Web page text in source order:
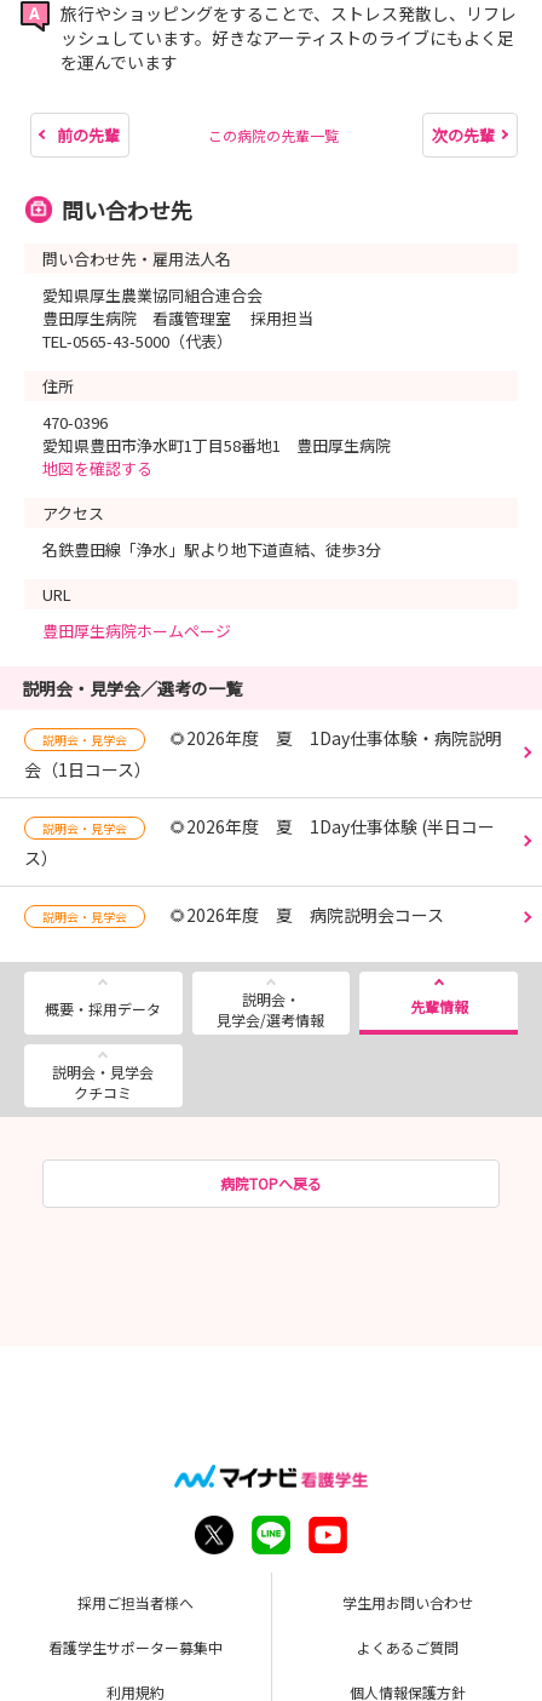
旅行やショッピングをすることで、ストレス発散し、リフレ
ッシュしています。好きなアーティストのライブにもよく足
を運んでいます
前の先輩 この病院の先輩一覧 次の先輩
問い合わせ先
問い合わせ先・雇用法人名
愛知県厚生農業協同組合連合会
豊田厚生病院 看護管理室 採用担当
TEL-0565-43-5000（代表）
住所
470-0396
愛知県豊田市浄水町1丁目58番地1 豊田厚生病院
地図を確認する
アクセス
名鉄豊田線「浄水」駅より地下道直結、徒歩3分
URL
豊田厚生病院ホームページ
説明会・見学会／選考の一覧
説明会・見学会
🌻2026年度 夏 1Day仕事体験・病院説明
会（1日コース）
説明会・見学会
🌻2026年度 夏 1Day仕事体験 (半日コー
ス）
説明会・見学会 🌻2026年度 夏 病院説明会コース
概要・採用データ
説明会・
見学会/選考情報
先輩情報
説明会・見学会
クチコミ
病院TOPへ戻る
採用ご担当者様へ 学生用お問い合わせ
看護学生サポーター募集中 よくあるご質問
利用規約 個人情報保護方針